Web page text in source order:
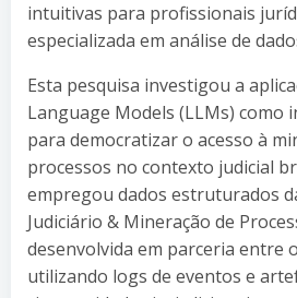
intuitivas para profissionais
especializada em análise de
Esta pesquisa investigou a
Language Models (LLMs) como
para democratizar o acesso à
processos no contexto judicial
empregou dados estruturados
Judiciário & Mineração de
desenvolvida em parceria entre o
utilizando logs de eventos e